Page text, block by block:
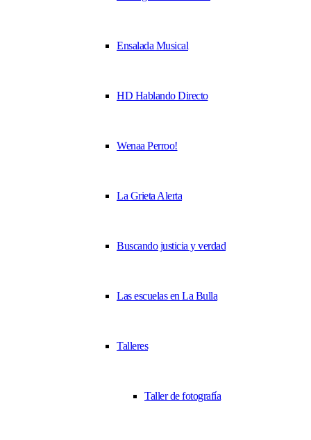
Ensalada Musical
HD Hablando Directo
Wenaa Perroo!
La Grieta Alerta
Buscando justicia y verdad
Las escuelas en La Bulla
Talleres
Taller de fotografía